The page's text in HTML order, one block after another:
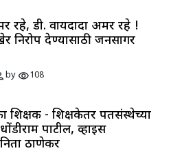
रहे, डी. वायदादा अमर रहे !
निरोप देण्यासाठी जनसागर
byvisibility108
शिक्षक - शिक्षकेतर पतसंस्थेच्या
पाटील, व्हाइस
ठाणेकर